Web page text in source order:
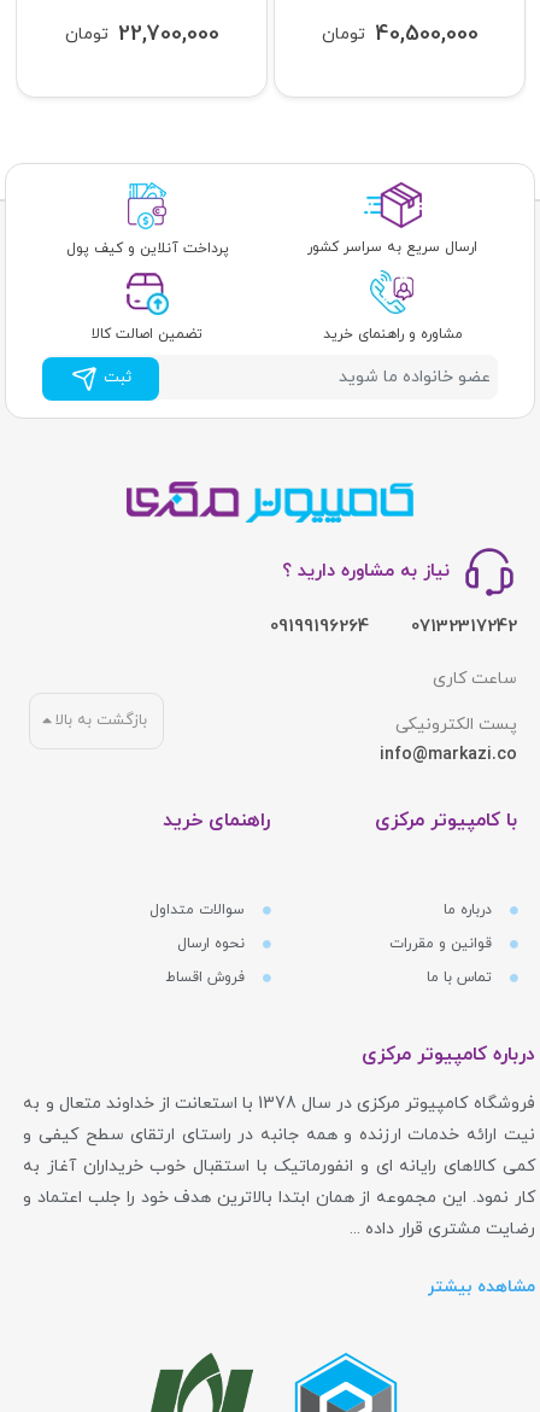
تومان 22,700,000 تومان 40,500,000
ارسال سریع به سراسر کشور پرداخت آنلاین و کیف پول
مشاوره و راهنمای خرید تضمین اصالت کالا
ثبت
نیاز به مشاوره دارید ؟
07132317242
09199196264
ساعت کاری
پست الکترونیکی
info@markazi.co
با کامپیوتر مرکزی
درباره ما
قوانین و مقررات
تماس با ما
راهنمای خرید
سوالات متداول
نحوه ارسال
فروش اقساط
بازگشت به بالا
درباره کامپیوتر مرکزی
فروشگاه کامپیوتر مرکزی در سال 1378 با استعانت از خداوند متعال و به
نیت ارائه خدمات ارزنده و همه جانبه در راستای ارتقای سطح کیفی و
کمی کالاهای رایانه ای و انفورماتیک با استقبال خوب خریداران آغاز به
کار نمود. این مجموعه از همان ابتدا بالاترین هدف خود را جلب اعتماد و
رضایت مشتری قرار داده ...
مشاهده بیشتر